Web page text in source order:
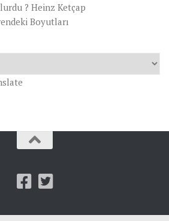
? Heinz Ketçap
Boyutları